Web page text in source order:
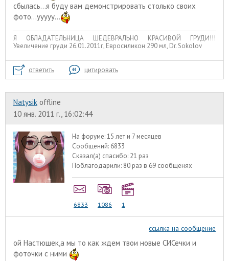
сбылась...я буду вам демонстрировать столько своих
фото...ууууу...
Я ОБЛАДАТЕЛЬНИЦА ШЕДЕВРАЛЬНО КРАСИВОЙ ГРУДИ!!!
Увеличение груди 26.01.2011г, Евросиликон 290 мл, Dr. Sokolov
ответить цитировать
Natysik offline
10 янв. 2011 г., 16:02:44
На форуме:15 лет и 7 месяцев
Сообщений: 6833
Сказал(а) спасибо: 21 раз
Поблагодарили: 80 раз в 69 сообщенях
6833 1086 1
ссылка на сообщение
ой Настюшек,а мы то как ждем твои новые СИСечки и
фоточки с ними